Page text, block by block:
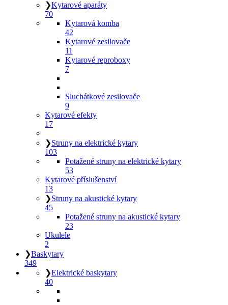
❯Kytarové aparáty
70
Kytarová komba
42
Kytarové zesilovače
11
Kytarové reproboxy
7
Sluchátkové zesilovače
9
Kytarové efekty
17
❯Struny na elektrické kytary
103
Potažené struny na elektrické kytary
53
Kytarové příslušenství
13
❯Struny na akustické kytary
45
Potažené struny na akustické kytary
23
Ukulele
2
❯Baskytary
349
❯Elektrické baskytary
40